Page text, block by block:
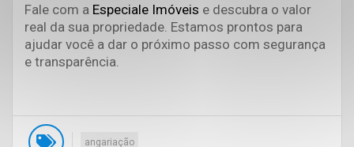
Fale com a Especiale Imóveis e descubra o valor
real da sua propriedade. Estamos prontos para
ajudar você a dar o próximo passo com segurança
e transparência.
angariação